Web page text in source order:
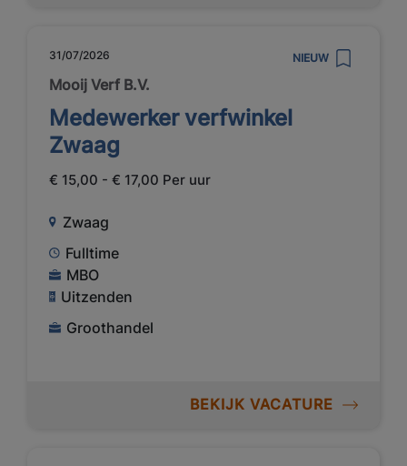
31/07/2026 NIEUW
Mooij Verf B.V.
Medewerker verfwinkel
Zwaag
€ 15,00 - € 17,00 Per uur
Zwaag
Fulltime
MBO
Uitzenden
Groothandel
BEKIJK VACATURE